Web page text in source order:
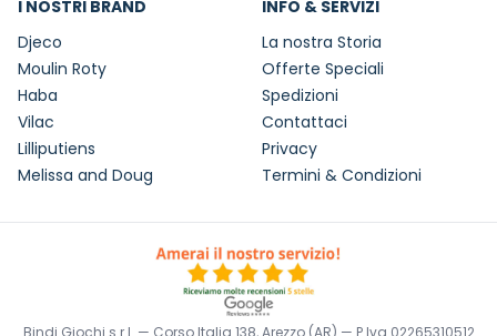
I NOSTRI BRAND
Djeco
Moulin Roty
Haba
Vilac
Lilliputiens
Melissa and Doug
INFO & SERVIZI
La nostra Storia
Offerte Speciali
Spedizioni
Contattaci
Privacy
Termini & Condizioni